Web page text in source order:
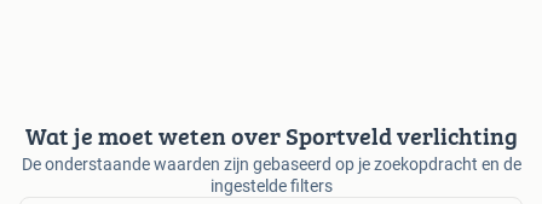
Wat je moet weten over Sportveld verlichting
De onderstaande waarden zijn gebaseerd op je zoekopdracht en de
ingestelde filters